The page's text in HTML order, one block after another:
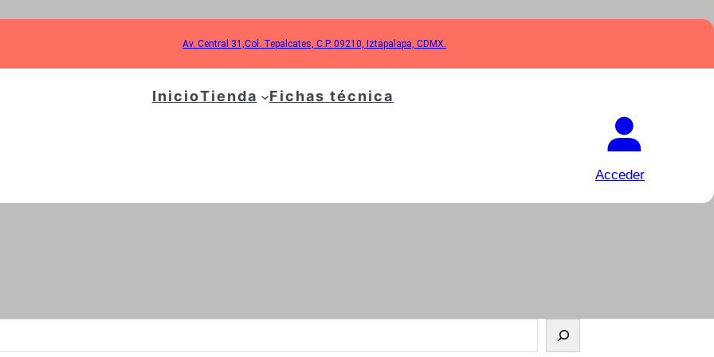
Av. Central 31,Col. Tepalcates, C.P. 09210, Iztapalapa, CDMX.
InicioTienda Fichas técnica
Acceder